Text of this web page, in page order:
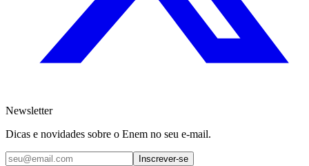
Newsletter
Dicas e novidades sobre o Enem no seu e-mail.
Inscrever-se